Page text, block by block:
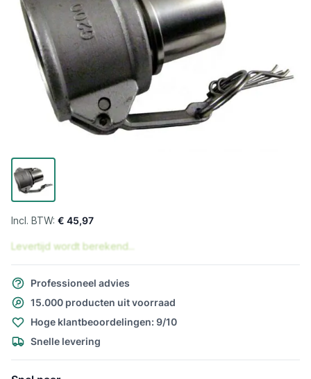
€ 45,97
Levertijd wordt berekend...
Professioneel advies
15.000 producten uit voorraad
Hoge klantbeoordelingen: 9/10
Snelle levering